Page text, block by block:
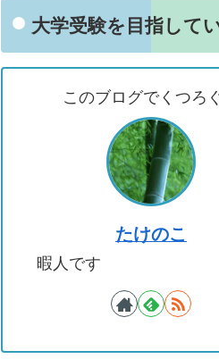
大学受験を目指して
このブログでくつろ
たけのこ
暇人です